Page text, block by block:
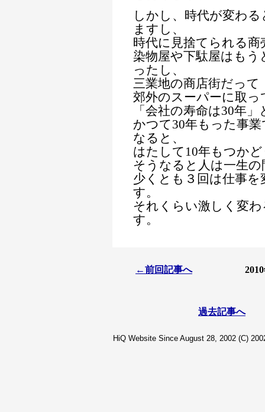
しかし、時代が変わ
ますし、
時代に見捨てられる
染物屋や下駄屋はも
ったし、
三業地の商店街だって
郊外のスーパーに取
「会社の寿命は30年
かつて30年もった事
なると、
はたして10年もつか
そうなると人は一生の
少くとも３回は仕事
す。
それくらい激しく変
す。
←前回記事へ
過去記事へ
HiQ Website Since August 28, 2002 (C)